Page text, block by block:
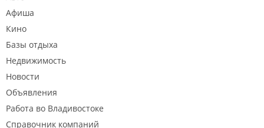
Афиша
Кино
Базы отдыха
Недвижимость
Новости
Объявления
Работа во Владивостоке
Справочник компаний